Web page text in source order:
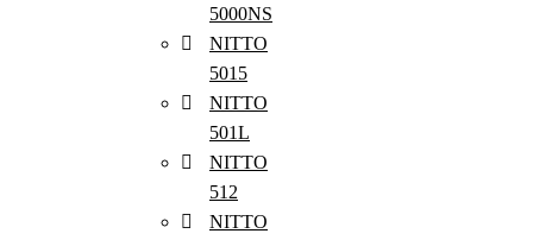
5000NS
NITTO
5015
NITTO
501L
NITTO
512
NITTO